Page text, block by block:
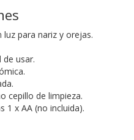
luz para nariz y orejas.
usar.
cepillo de limpieza.
1 x AA (no incluida).